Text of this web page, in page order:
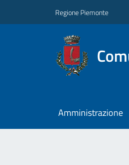
Regione Piemonte
Amministrazione